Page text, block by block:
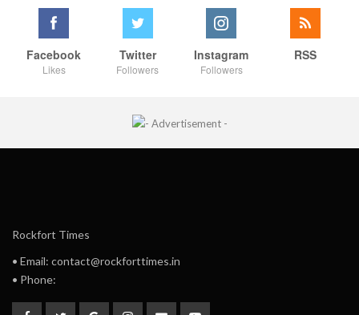
Facebook
Likes
Twitter
Followers
Instagram
Followers
RSS
Rockfort Times
• Email: contact@rockforttimes.in
• Phone: